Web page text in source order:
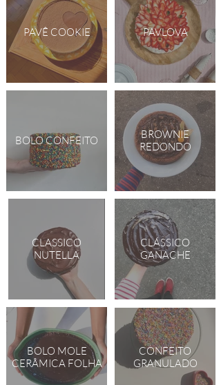
PAVÊ COOKIE PAVLOVA
BOLO CONFEITO
BROWNIE
REDONDO
CLASSICO
NUTELLA
CLÁSSICO
GANACHE
BOLO MOLE
CERÂMICA FOLHA
CONFEITO
GRANULADO